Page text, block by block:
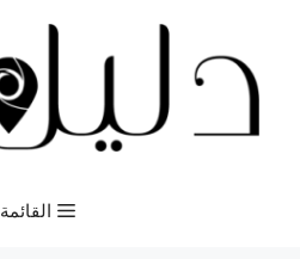
المحتوى
القائمة